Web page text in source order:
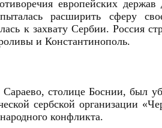
европейских
расширить сферу
к захвату Сербии. Россия
и Константинополь.
столице Боснии, был
сербской организации
конфликта.